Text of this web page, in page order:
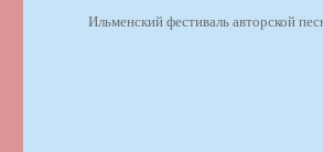
Ильменский фестиваль авторской